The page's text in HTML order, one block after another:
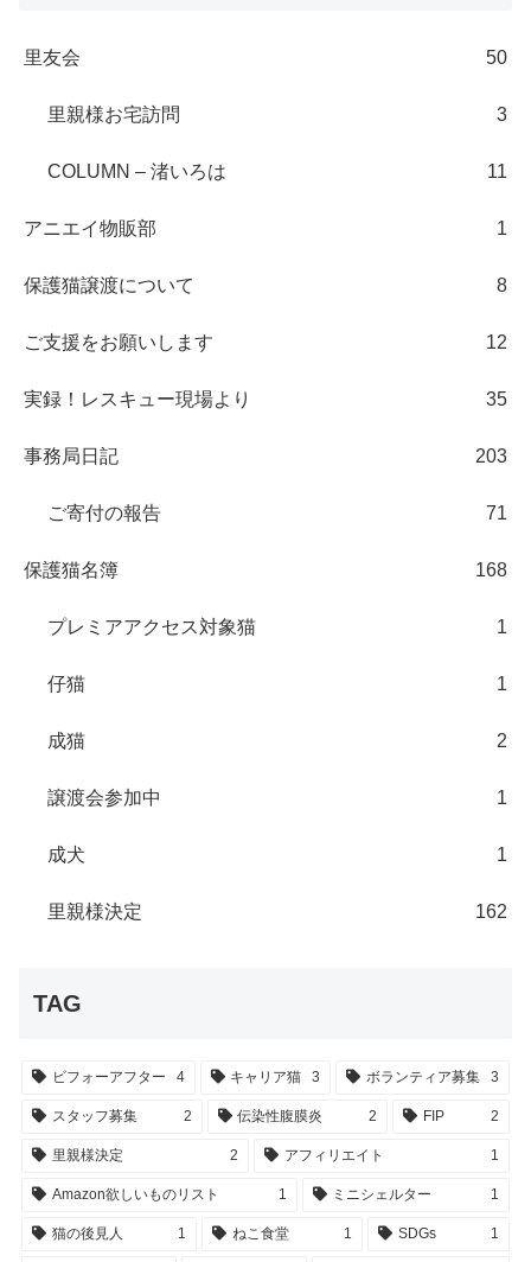
里友会 50
里親様お宅訪問 3
COLUMN – 渚いろは 11
アニエイ物販部 1
保護猫譲渡について 8
ご支援をお願いします 12
実録！レスキュー現場より 35
事務局日記 203
ご寄付の報告 71
保護猫名簿 168
プレミアアクセス対象猫 1
仔猫 1
成猫 2
譲渡会参加中 1
成犬 1
里親様決定 162
TAG
ビフォーアフター 4 キャリア猫 3 ボランティア募集 3
スタッフ募集 2 伝染性腹膜炎 2 FIP 2
里親様決定 2 アフィリエイト 1
Amazon欲しいものリスト 1 ミニシェルター 1
猫の後見人 1 ねこ食堂 1 SDGs 1